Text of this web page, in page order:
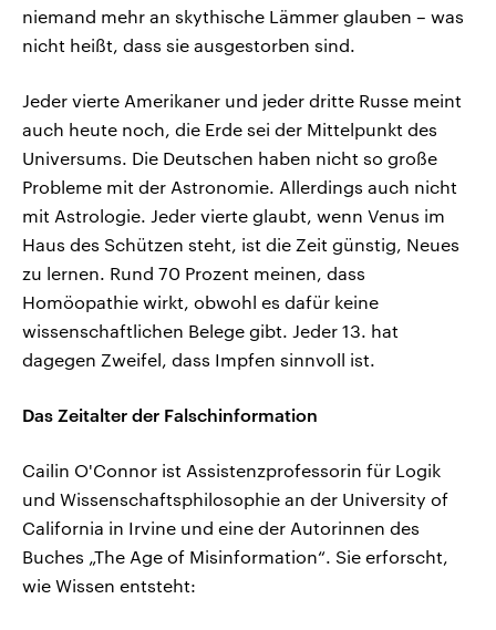
niemand mehr an skythische Lämmer glauben – was
nicht heißt, dass sie ausgestorben sind.
Jeder vierte Amerikaner und jeder dritte Russe meint
auch heute noch, die Erde sei der Mittelpunkt des
Universums. Die Deutschen haben nicht so große
Probleme mit der Astronomie. Allerdings auch nicht
mit Astrologie. Jeder vierte glaubt, wenn Venus im
Haus des Schützen steht, ist die Zeit günstig, Neues
zu lernen. Rund 70 Prozent meinen, dass
Homöopathie wirkt, obwohl es dafür keine
wissenschaftlichen Belege gibt. Jeder 13. hat
dagegen Zweifel, dass Impfen sinnvoll ist.
Das Zeitalter der Falschinformation
Cailin O'Connor ist Assistenzprofessorin für Logik
und Wissenschaftsphilosophie an der University of
California in Irvine und eine der Autorinnen des
Buches „The Age of Misinformation“. Sie erforscht,
wie Wissen entsteht: